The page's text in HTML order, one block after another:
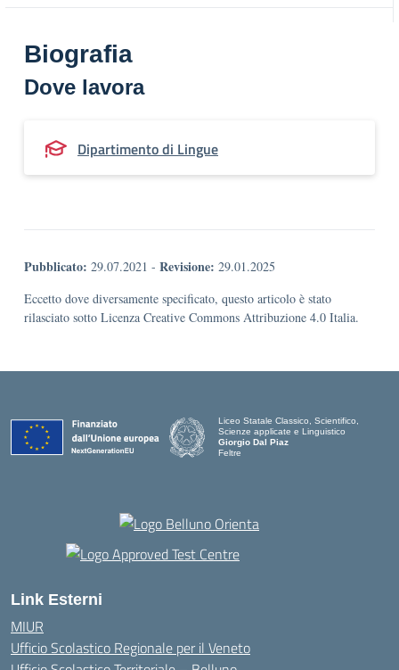
Biografia
Dove lavora
Dipartimento di Lingue
Pubblicato: 29.07.2021 - Revisione: 29.01.2025
Eccetto dove diversamente specificato, questo articolo è stato
rilasciato sotto Licenza Creative Commons Attribuzione 4.0 Italia.
Liceo Statale Classico, Scientifico,
Scienze applicate e Linguistico
Giorgio Dal Piaz
Feltre
Link Esterni
MIUR
Ufficio Scolastico Regionale per il Veneto